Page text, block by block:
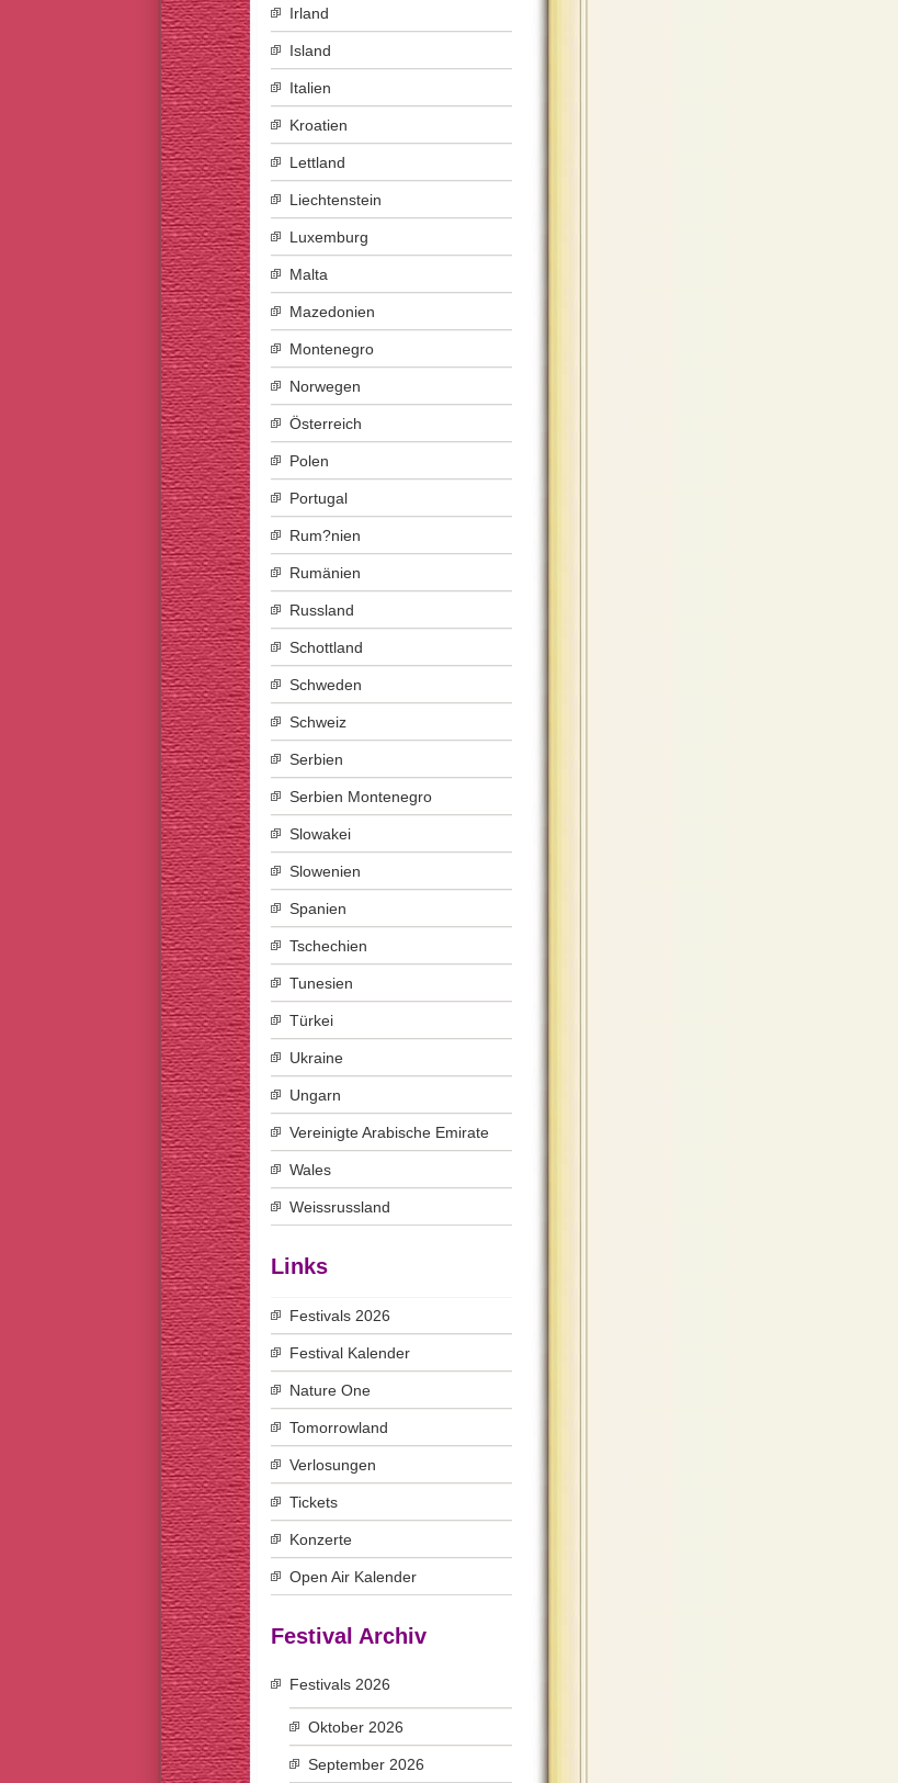
Irland
Island
Italien
Kroatien
Lettland
Liechtenstein
Luxemburg
Malta
Mazedonien
Montenegro
Norwegen
Österreich
Polen
Portugal
Rum?nien
Rumänien
Russland
Schottland
Schweden
Schweiz
Serbien
Serbien Montenegro
Slowakei
Slowenien
Spanien
Tschechien
Tunesien
Türkei
Ukraine
Ungarn
Vereinigte Arabische Emirate
Wales
Weissrussland
Links
Festivals 2026
Festival Kalender
Nature One
Tomorrowland
Verlosungen
Tickets
Konzerte
Open Air Kalender
Festival Archiv
Festivals 2026
Oktober 2026
September 2026